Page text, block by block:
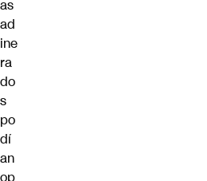
as
ad
ine
ra
do
s
po
dí
an
op